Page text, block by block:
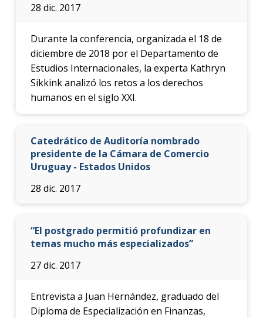
28 dic. 2017
Durante la conferencia, organizada el 18 de
diciembre de 2018 por el Departamento de
Estudios Internacionales, la experta Kathryn
Sikkink analizó los retos a los derechos
humanos en el siglo XXI.
Catedrático de Auditoría nombrado
presidente de la Cámara de Comercio
Uruguay - Estados Unidos
28 dic. 2017
“El postgrado permitió profundizar en
temas mucho más especializados”
27 dic. 2017
Entrevista a Juan Hernández, graduado del
Diploma de Especialización en Finanzas,